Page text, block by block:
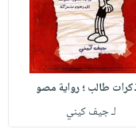
طالب ؛ رواية مصو
لـ جيف كيني